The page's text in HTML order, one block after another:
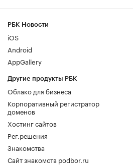
РБК Новости
iOS
Android
AppGallery
Другие продукты РБК
Облако для бизнеса
Корпоративный регистратор
доменов
Хостинг сайтов
Рег.решения
Знакомства
Сайт знакомств podbor.ru